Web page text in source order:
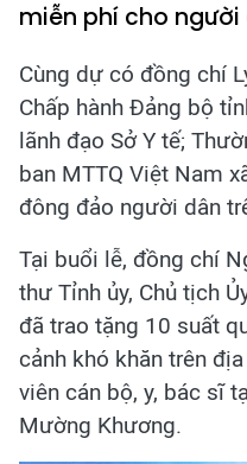
miễn phí cho người
Cùng dự có đồng chí
Chấp hành Đảng bộ
lãnh đạo Sở Y tế;
ban MTTQ Việt Nam
đông đảo người dân
Tại buổi lễ, đồng chí
thư Tỉnh ủy, Chủ tịch
đã trao tặng 10 suất
cảnh khó khăn trên
viên cán bộ, y, bác sĩ
Mường Khương.